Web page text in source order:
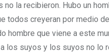
la recibieron. Hubo un
todos creyeran por medio
hombre que viene a este
los suyos y los suyos no